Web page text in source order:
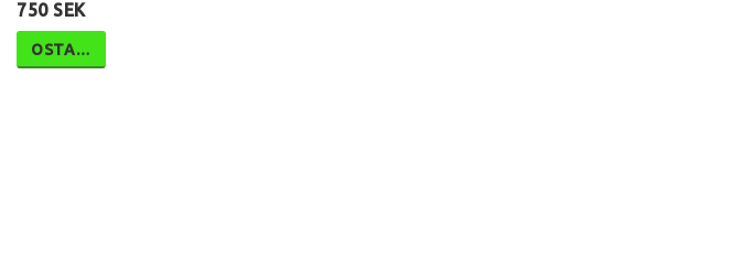
750 SEK
OSTA…